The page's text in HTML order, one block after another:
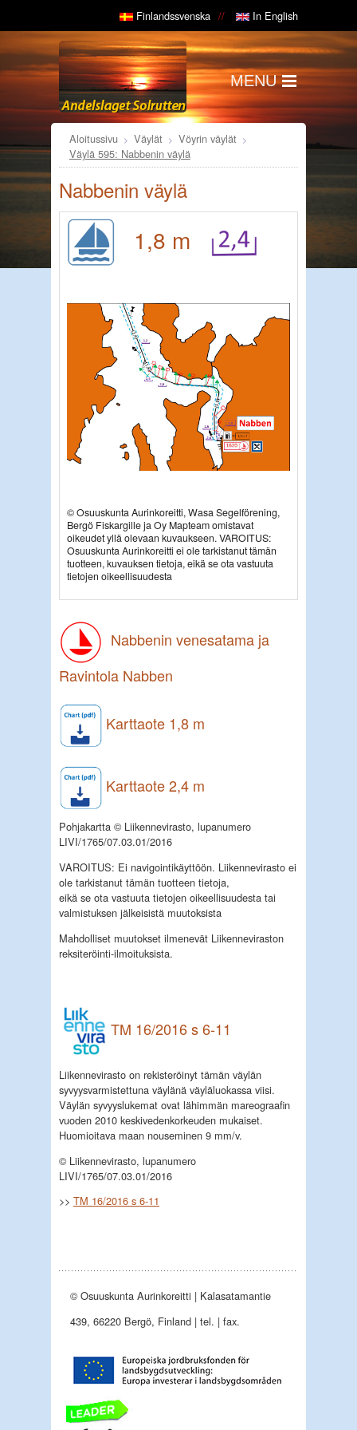
Finlandssvenska In English
MENU
Aloitussivu Väylät
Vöyrin väylät
Väylä 595: Nabbenin väylä
Nabbenin väylä
1,8 m
© Osuuskunta Aurinkoreitti, Wasa Segelförening,
Bergö Fiskargille ja Oy Mapteam omistavat
oikeudet yllä olevaan kuvaukseen. VAROITUS:
Osuuskunta Aurinkoreitti ei ole tarkistanut tämän
tuotteen, kuvauksen tietoja, eikä se ota vastuuta
tietojen oikeellisuudesta
Nabbenin venesatama ja
Ravintola Nabben
Karttaote 1,8 m
Karttaote 2,4 m
Pohjakartta © Liikennevirasto, lupanumero
LIVI/1765/07.03.01/2016
VAROITUS: Ei navigointikäyttöön. Liikennevirasto ei
ole tarkistanut tämän tuotteen tietoja,
eikä se ota vastuuta tietojen oikeellisuudesta tai
valmistuksen jälkeisistä muutoksista
Mahdolliset muutokset ilmenevät Liikenneviraston
reksiteröinti-ilmoituksista.
TM 16/2016 s 6-11
Liikennevirasto on rekisteröinyt tämän väylän
syvyysvarmistettuna väylänä väyläluokassa viisi.
Väylän syvyyslukemat ovat lähimmän mareograafin
vuoden 2010 keskivedenkorkeuden mukaiset.
Huomioitava maan nouseminen 9 mm/v.
© Liikennevirasto, lupanumero
LIVI/1765/07.03.01/2016
>> TM 16/2016 s 6-11
© Osuuskunta Aurinkoreitti | Kalasatamantie
439, 66220 Bergö, Finland | tel. | fax.